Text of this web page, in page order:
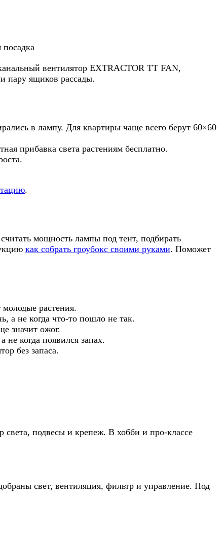
посадка
вентилятор EXTRACTOR TT FAN,
пару ящиков рассады.
в лампу. Для квартиры чаще всего берут 60×60
прибавка света растениям бесплатно.
.
мощность лампы под тент, подбирать
как собрать гроубокс своими руками. Поможет
растения.
а не когда что-то пошло не так.
значит ожог.
не когда появился запах.
без запаса.
света, подвесы и крепеж. В хобби и про-классе
свет, вентиляция, фильтр и управление. Под